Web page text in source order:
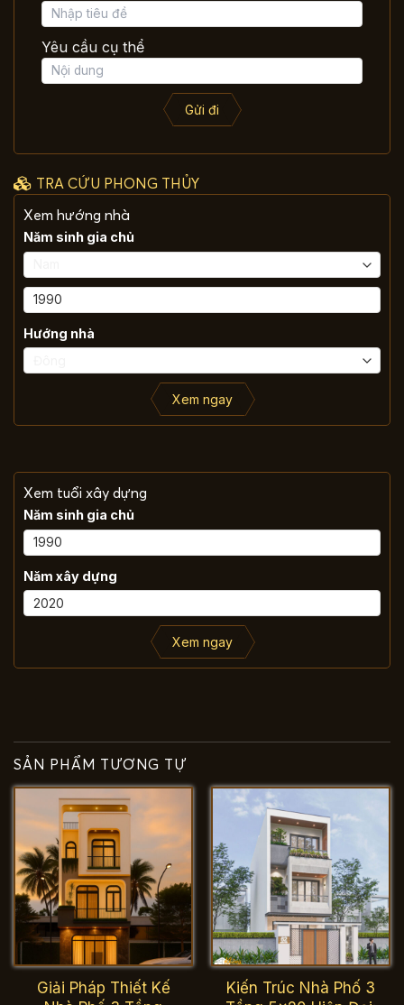
Yêu cầu cụ thể
Gửi đi
TRA CỨU PHONG THỦY
Xem hướng nhà
Năm sinh gia chủ
Hướng nhà
Xem ngay
Xem tuổi xây dựng
Năm sinh gia chủ
Năm xây dựng
Xem ngay
SẢN PHẨM TƯƠNG TỰ
Giải Pháp Thiết Kế
Kiến Trúc Nhà Phố 3